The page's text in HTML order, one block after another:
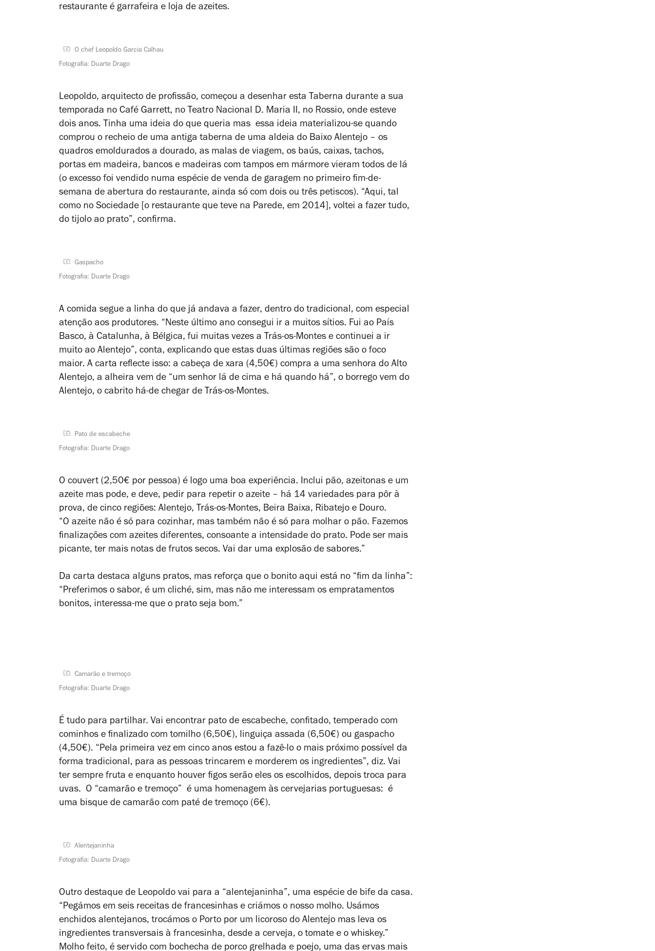
restaurante é garrafeira e loja de azeites.
O chef Leopoldo Garcia Calhau
Fotografia: Duarte Drago
Leopoldo, arquitecto de profissão, começou a desenhar esta Taberna durante a sua
temporada no Café Garrett, no Teatro Nacional D. Maria II, no Rossio, onde esteve
dois anos. Tinha uma ideia do que queria mas essa ideia materializou-se quando
comprou o recheio de uma antiga taberna de uma aldeia do Baixo Alentejo – os
quadros emoldurados a dourado, as malas de viagem, os baús, caixas, tachos,
portas em madeira, bancos e madeiras com tampos em mármore vieram todos de lá
(o excesso foi vendido numa espécie de venda de garagem no primeiro fim-de-
semana de abertura do restaurante, ainda só com dois ou três petiscos). “Aqui, tal
como no Sociedade [o restaurante que teve na Parede, em 2014], voltei a fazer tudo,
do tijolo ao prato”, confirma.
Gaspacho
Fotografia: Duarte Drago
A comida segue a linha do que já andava a fazer, dentro do tradicional, com especial
atenção aos produtores. “Neste último ano consegui ir a muitos sítios. Fui ao País
Basco, à Catalunha, à Bélgica, fui muitas vezes a Trás-os-Montes e continuei a ir
muito ao Alentejo”, conta, explicando que estas duas últimas regiões são o foco
maior. A carta reflecte isso: a cabeça de xara (4,50€) compra a uma senhora do Alto
Alentejo, a alheira vem de “um senhor lá de cima e há quando há”, o borrego vem do
Alentejo, o cabrito há-de chegar de Trás-os-Montes.
Pato de escabeche
Fotografia: Duarte Drago
O couvert (2,50€ por pessoa) é logo uma boa experiência. Inclui pão, azeitonas e um
azeite mas pode, e deve, pedir para repetir o azeite – há 14 variedades para pôr à
prova, de cinco regiões: Alentejo, Trás-os-Montes, Beira Baixa, Ribatejo e Douro.
“O azeite não é só para cozinhar, mas também não é só para molhar o pão. Fazemos
finalizações com azeites diferentes, consoante a intensidade do prato. Pode ser mais
picante, ter mais notas de frutos secos. Vai dar uma explosão de sabores.”
Da carta destaca alguns pratos, mas reforça que o bonito aqui está no “fim da linha”:
“Preferimos o sabor, é um cliché, sim, mas não me interessam os empratamentos
bonitos, interessa-me que o prato seja bom.”
Camarão e tremoço
Fotografia: Duarte Drago
É tudo para partilhar. Vai encontrar pato de escabeche, confitado, temperado com
cominhos e finalizado com tomilho (6,50€), linguiça assada (6,50€) ou gaspacho
(4,50€). “Pela primeira vez em cinco anos estou a fazê-lo o mais próximo possível da
forma tradicional, para as pessoas trincarem e morderem os ingredientes”, diz. Vai
ter sempre fruta e enquanto houver figos serão eles os escolhidos, depois troca para
uvas. O “camarão e tremoço” é uma homenagem às cervejarias portuguesas: é
uma bisque de camarão com paté de tremoço (6€).
Alentejaninha
Fotografia: Duarte Drago
Outro destaque de Leopoldo vai para a “alentejaninha”, uma espécie de bife da casa.
“Pegámos em seis receitas de francesinhas e criámos o nosso molho. Usámos
enchidos alentejanos, trocámos o Porto por um licoroso do Alentejo mas leva os
ingredientes transversais à francesinha, desde a cerveja, o tomate e o whiskey.”
Molho feito, é servido com bochecha de porco grelhada e poejo, uma das ervas mais